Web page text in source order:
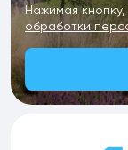
Нажимая
обработки